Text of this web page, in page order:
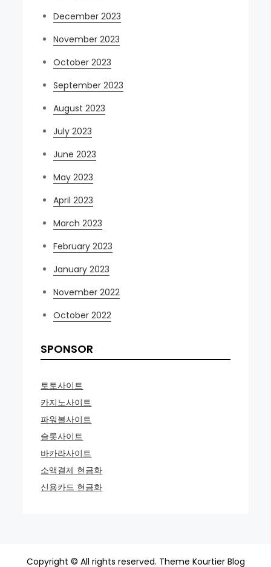
December 2023
November 2023
October 2023
September 2023
August 2023
July 2023
June 2023
May 2023
April 2023
March 2023
February 2023
January 2023
November 2022
October 2022
SPONSOR
토토사이트
카지노사이트
파워볼사이트
슬롯사이트
바카라사이트
소액결제 현금화
신용카드 현금화
Copyright © All rights reserved. Theme Kourtier Blog